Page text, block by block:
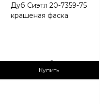
Дуб Сиэтл 20-7359-75
крашеная фаска
2
Купить